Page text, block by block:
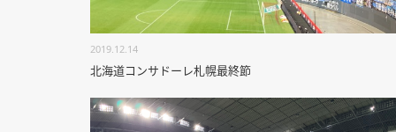
2019.12.14
北海道コンサドーレ札幌最終節